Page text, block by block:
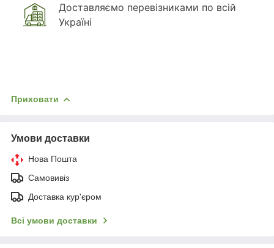
Доставляємо перевізниками по всій
Україні
Приховати
Умови доставки
Нова Пошта
Самовивіз
Доставка кур'єром
Всі умови доставки